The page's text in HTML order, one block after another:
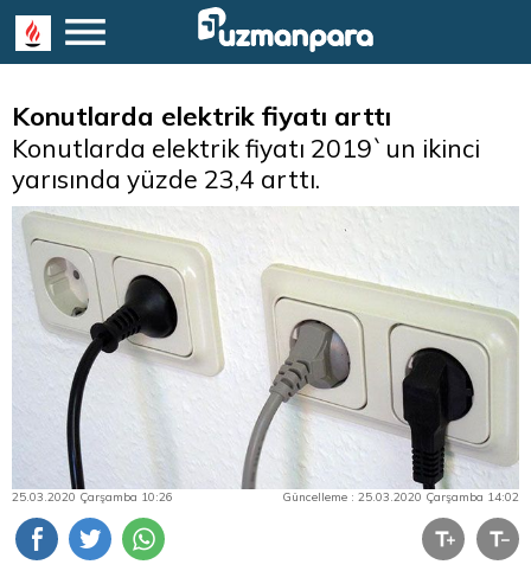
Konutlarda elektrik fiyatı arttı
Konutlarda elektrik fiyatı 2019`un ikinci
yarısında yüzde 23,4 arttı.
25.03.2020 Çarşamba 10:26 Güncelleme : 25.03.2020 Çarşamba 14:02